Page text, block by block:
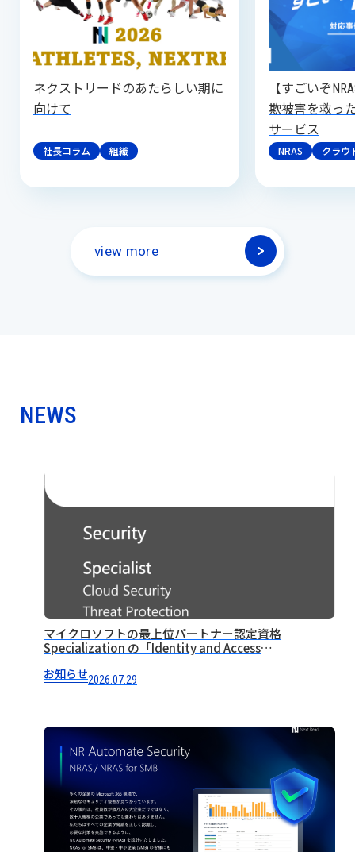
ネクストリードのあたらしい期に
向けて
社長コラム 組織
【すごいぞ
欺被害を救っ
サービス
NRAS クラウ
view more
NEWS
マイクロソフトの最上位パートナー認定資格
Specialization の「Identity and Access
お知らせ2026.07.29